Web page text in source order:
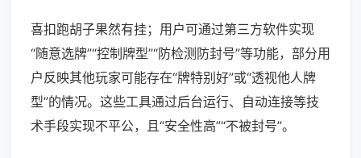
喜扣跑胡子果然有挂；用户可通过第三方软件实现
“随意选牌”“控制牌型”“防检测防封号”等功能，部分用
户反映其他玩家可能存在“牌特别好”或“透视他人牌
型”的情况。这些工具通过后台运行、自动连接等技
术手段实现不平公，且“安全性高”“不被封号”。